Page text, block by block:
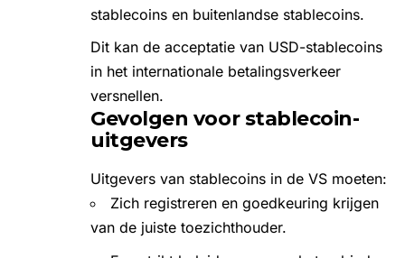
stablecoins en buitenlandse stablecoins.
Dit kan de acceptatie van USD-stablecoins
in het internationale betalingsverkeer
versnellen.
Gevolgen voor stablecoin-
uitgevers
Uitgevers van stablecoins in de VS moeten:
Zich registreren en goedkeuring krijgen
van de juiste toezichthouder.